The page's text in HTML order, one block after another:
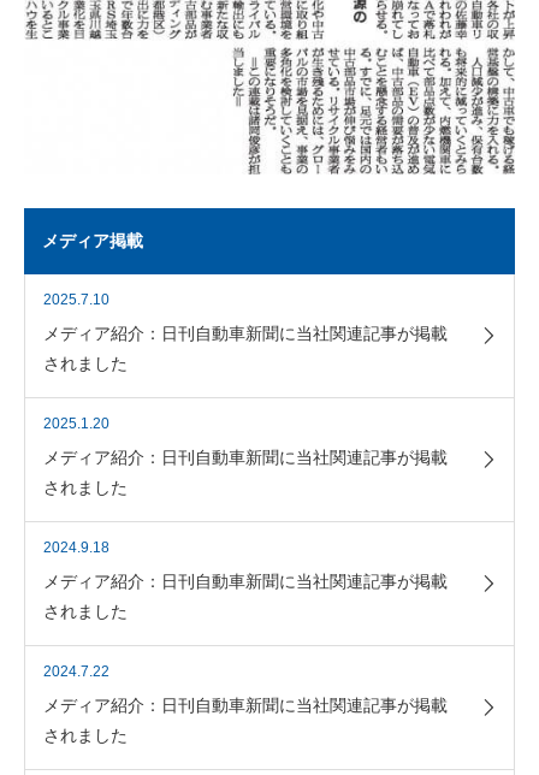
メディア掲載
2025.7.10
メディア紹介：日刊自動車新聞に当社関連記事が掲載
されました
2025.1.20
メディア紹介：日刊自動車新聞に当社関連記事が掲載
されました
2024.9.18
メディア紹介：日刊自動車新聞に当社関連記事が掲載
されました
2024.7.22
メディア紹介：日刊自動車新聞に当社関連記事が掲載
されました